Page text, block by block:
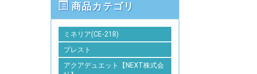
商品カテゴリ
ミネリア(CE-218)
プレスト
アクアデュエット【NEXT株式会